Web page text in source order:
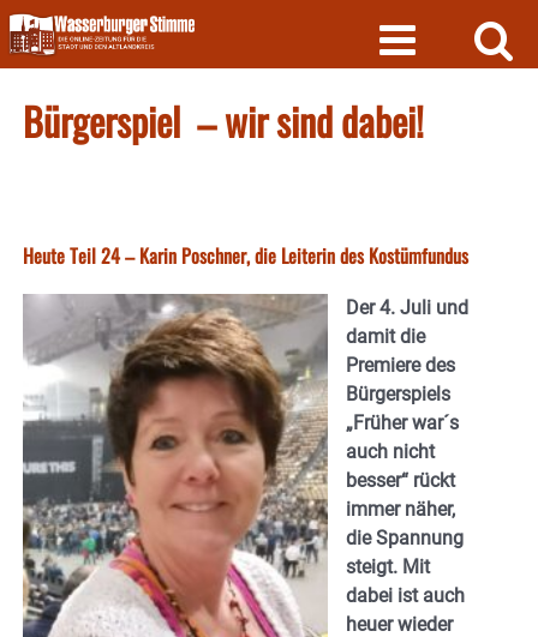
Skip
to
content
Bürgerspiel – wir sind dabei!
Heute Teil 24 – Karin Poschner, die Leiterin des Kostümfundus
Der 4. Juli und
damit die
Premiere des
Bürgerspiels
„Früher war´s
auch nicht
besser“ rückt
immer näher,
die Spannung
steigt. Mit
dabei ist auch
heuer wieder